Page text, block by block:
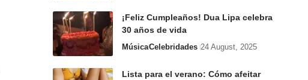
¡Feliz Cumpleaños! Dua Lipa celebra
30 años de vida
MúsicaCelebridades 24 August, 2025
Lista para el verano: Cómo afeitar